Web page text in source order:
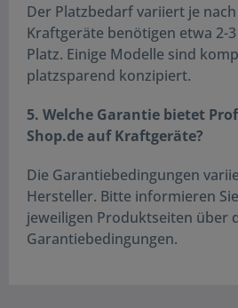
Der Platzbedarf variiert je
Kraftgeräte benötigen etwa 2-
Platz. Einige Modelle sind
platzsparend konzipiert.
5. Welche Garantie bietet
Shop.de auf Kraftgeräte?
Die Garantiebedingungen
Hersteller. Bitte informieren
jeweiligen Produktseiten über
Garantiebedingungen.